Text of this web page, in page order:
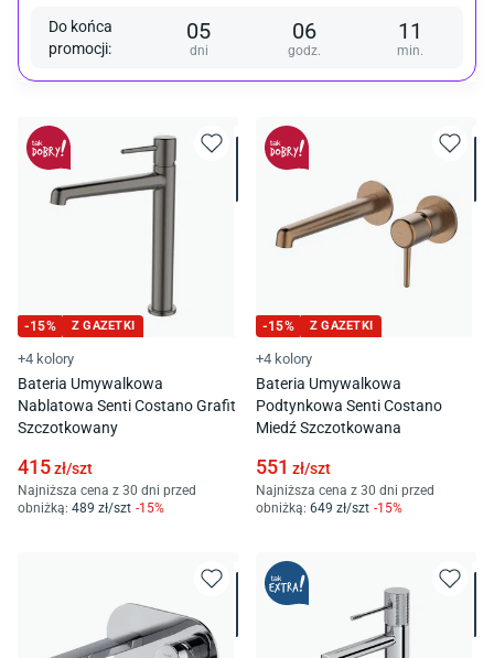
Do końca
promocji:
05
dni
06
godz.
11
min.
-15% Z GAZETKI
+4 kolory
Bateria Umywalkowa
Nablatowa Senti Costano Grafit
Szczotkowany
415zł/szt
Najniższa cena z 30 dni przed
obniżką: 489 zł/szt -15%
-15% Z GAZETKI
+4 kolory
Bateria Umywalkowa
Podtynkowa Senti Costano
Miedź Szczotkowana
551 zł/szt
Najniższa cena z 30 dni przed
obniżką: 649 zł/szt -15%